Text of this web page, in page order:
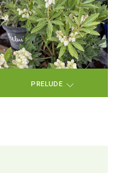
PRELUDE